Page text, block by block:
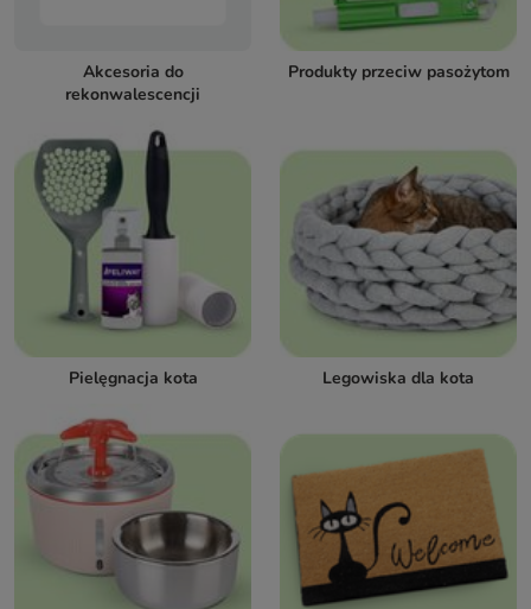
Akcesoria do
rekonwalescencji
Produkty przeciw pasożytom
Pielęgnacja kota Legowiska dla kota